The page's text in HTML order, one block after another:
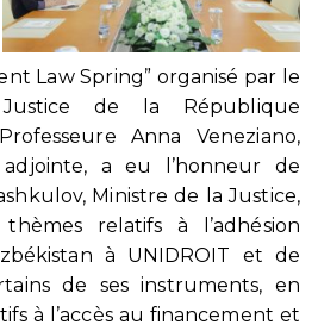
Law Spring” organisé par le
de la République
Anna Veneziano,
adjointe, a eu l’honneur de
Ministre de la Justice,
relatifs à l’adhésion
à UNIDROIT et de
de ses instruments, en
à l’accès au financement et